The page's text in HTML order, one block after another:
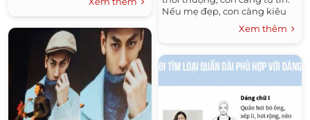
Nếu mẹ đẹp, con càng kiêu
Xem thêm